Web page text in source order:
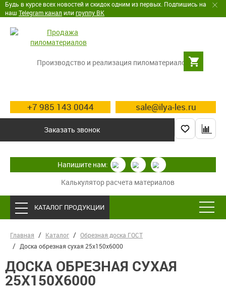
Будь в курсе всех новостей и скидок одним из первых. Подпишись на
наш Telegram канал или группу ВК
Производство и реализация пиломатериалов
+7 985 143 0044 sale@ilya-les.ru
Заказать звонок
Калькулятор расчета материалов
Напишите нам:
КАТАЛОГ ПРОДУКЦИИ
Главная Каталог
Обрезная доска ГОСТ
Доска обрезная сухая 25х150х6000
ДОСКА ОБРЕЗНАЯ СУХАЯ
25Х150Х6000